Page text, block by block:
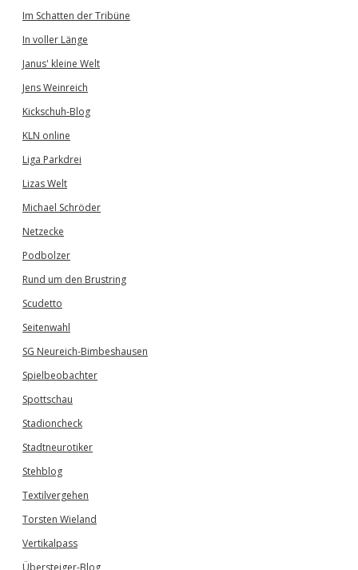
Im Schatten der Tribüne
In voller Länge
Janus' kleine Welt
Jens Weinreich
Kickschuh-Blog
KLN online
Liga Parkdrei
Lizas Welt
Michael Schröder
Netzecke
Podbolzer
Rund um den Brustring
Scudetto
Seitenwahl
SG Neureich-Bimbeshausen
Spielbeobachter
Spottschau
Stadioncheck
Stadtneurotiker
Stehblog
Textilvergehen
Torsten Wieland
Vertikalpass
Übersteiger-Blog